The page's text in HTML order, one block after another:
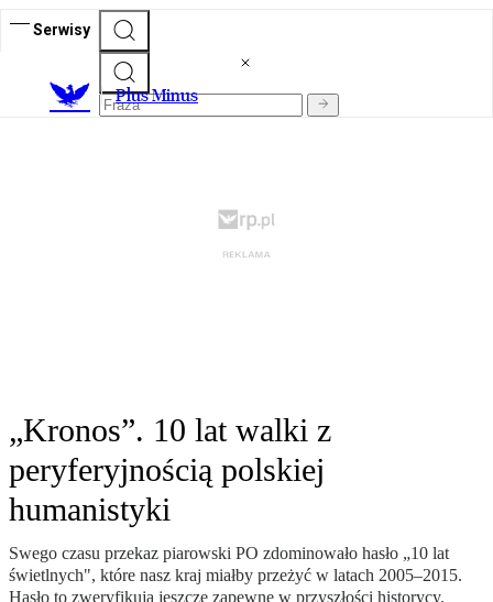
Serwisy
Plus Minus
„Kronos”. 10 lat walki z
peryferyjnością polskiej
humanistyki
Swego czasu przekaz piarowski PO zdominowało hasło „10 lat
świetlnych", które nasz kraj miałby przeżyć w latach 2005–2015.
Hasło to zweryfikują jeszcze zapewne w przyszłości historycy.